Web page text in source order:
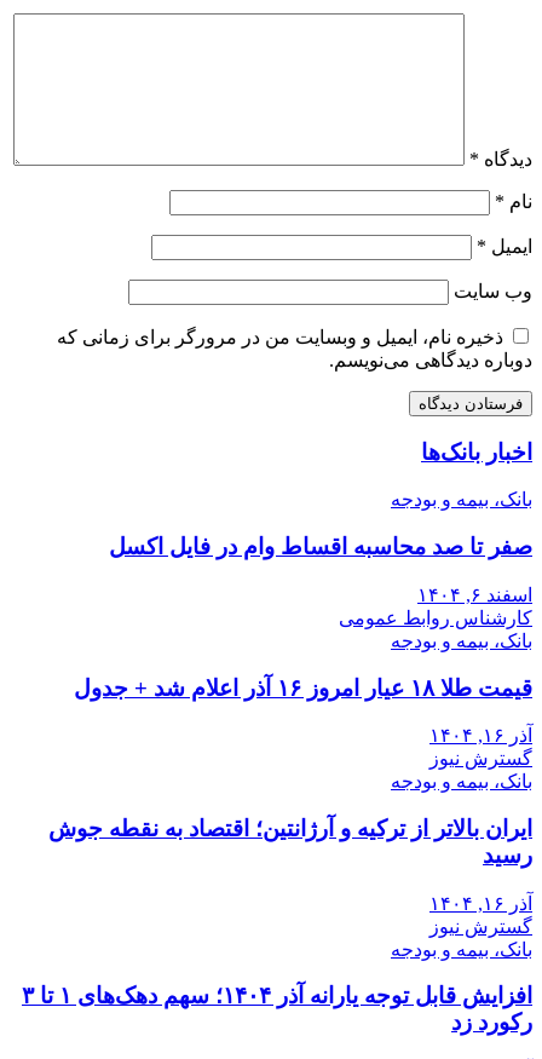
دیدگاه *
نام *
ایمیل *
وب‌ سایت
ذخیره نام، ایمیل و وبسایت من در مرورگر برای زمانی که
دوباره دیدگاهی می‌نویسم.
اخبار بانک‌ها
بانک، بیمه و بودجه
صفر تا صد محاسبه اقساط وام در فایل اکسل
اسفند ۶, ۱۴۰۴
کارشناس روابط عمومی
بانک، بیمه و بودجه
قیمت طلا ۱۸ عیار امروز ۱۶ آذر اعلام شد + جدول
آذر ۱۶, ۱۴۰۴
گسترش نیوز
بانک، بیمه و بودجه
ایران بالاتر از ترکیه و آرژانتین؛ اقتصاد به نقطه جوش
رسید
آذر ۱۶, ۱۴۰۴
گسترش نیوز
بانک، بیمه و بودجه
افزایش قابل توجه یارانه آذر ۱۴۰۴؛ سهم دهک‌های ۱ تا ۳
رکورد زد